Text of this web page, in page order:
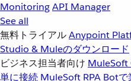
MonitoringAPI Manager
See all
無料トライアルAnypoint
Studio & Muleのダウンロード
ビジネス担当者向け MuleSoft
単に接続 MuleSoft RPA Botで